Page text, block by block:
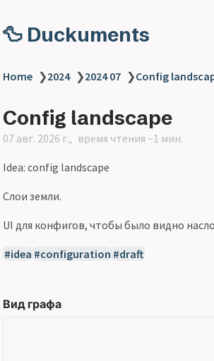
🦆 Duckuments
Home ❯2024 ❯2024 07 ❯Config
Config landscape
07 авг. 2026 г. время чтения ~1 мин.
Idea: config landscape
Слои земли.
UI для конфигов, чтобы было видно
idea configuration draft
Вид графа